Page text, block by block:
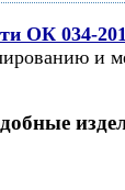
ОК
и